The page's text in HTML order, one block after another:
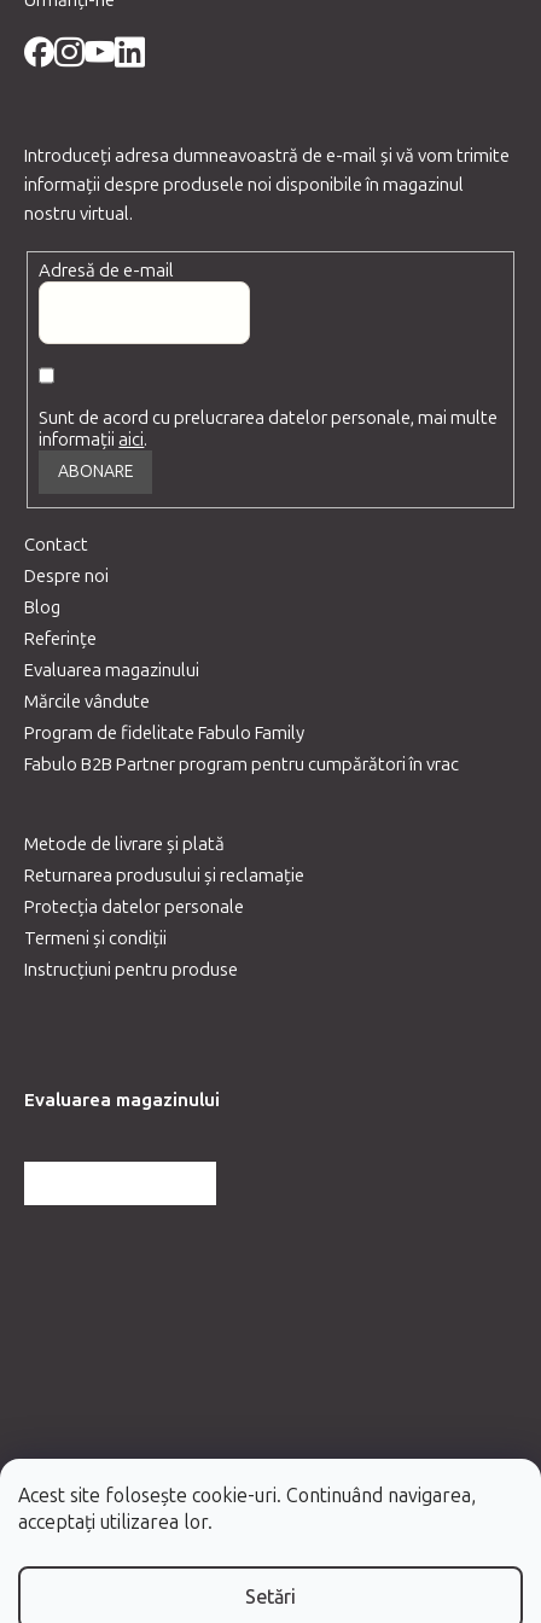
Acest site folosește cookie-uri. Continuând navigarea,
acceptați utilizarea lor.
Setări
Introduceţi adresa dumneavoastră de e-mail şi vă vom trimite
informaţii despre produsele noi disponibile în magazinul
nostru virtual.
Adresă de e-mail
Sunt de acord cu prelucrarea datelor personale, mai multe
informațiiaici.
ABONARE
Contact
Despre noi
Blog
Referințe
Evaluarea magazinului
Mărcile vândute
Program de fidelitate Fabulo Family
Fabulo B2B Partner program pentru cumpărători în vrac
Metode de livrare și plată
Returnarea produsului și reclamație
Protecția datelor personale
Termeni și condiții
Instrucțiuni pentru produse
Evaluarea magazinului
Creat de Shoptet Premium